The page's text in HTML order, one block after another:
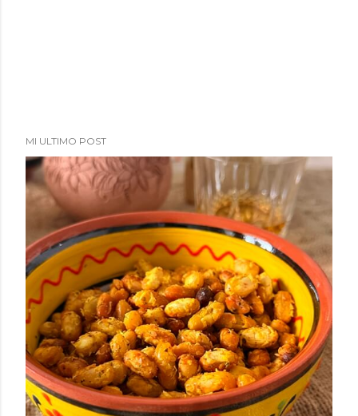
MI ULTIMO POST